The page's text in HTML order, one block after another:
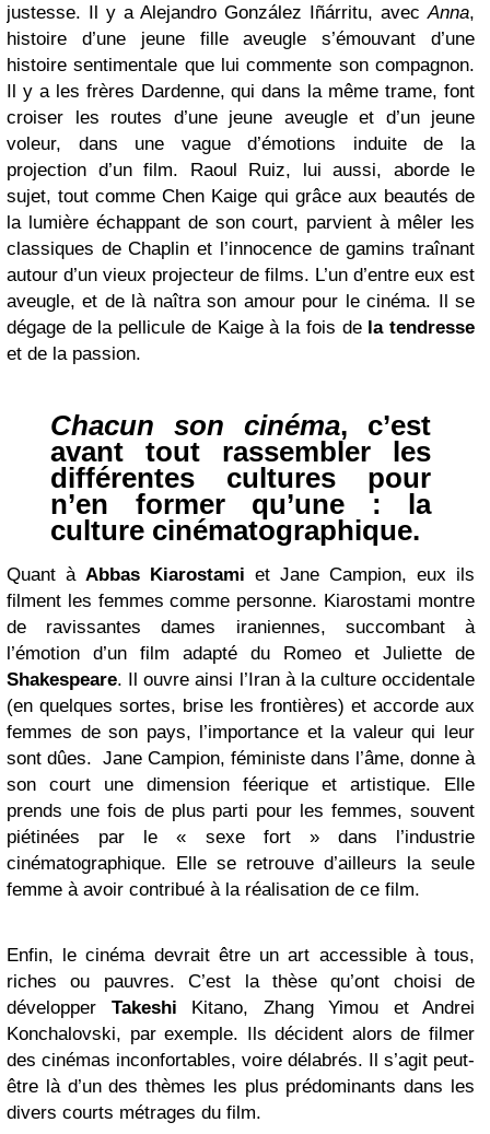
justesse. Il y a Alejandro González Iñárritu, avecAnna,
histoire d’une jeune fille aveugle s’émouvant d’une
histoire sentimentale que lui commente son compagnon.
Il y a les frères Dardenne, qui dans la même trame, font
croiser les routes d’une jeune aveugle et d’un jeune
voleur, dans une vague d’émotions induite de la
projection d’un film. Raoul Ruiz, lui aussi, aborde le
sujet, tout comme Chen Kaige qui grâce aux beautés de
la lumière échappant de son court, parvient à mêler les
classiques de Chaplin et l’innocence de gamins traînant
autour d’un vieux projecteur de films. L’un d’entre eux est
aveugle, et de là naîtra son amour pour le cinéma. Il se
dégage de la pellicule de Kaige à la fois de la tendresse
et de la passion.
Chacun son cinéma, c’est
avant tout rassembler les
différentes cultures pour
n’en former qu’une : la
culture cinématographique.
Quant à Abbas Kiarostami et Jane Campion, eux ils
filment les femmes comme personne. Kiarostami montre
de ravissantes dames iraniennes, succombant à
l’émotion d’un film adapté du Romeo et Juliette de
Shakespeare. Il ouvre ainsi l’Iran à la culture occidentale
(en quelques sortes, brise les frontières) et accorde aux
femmes de son pays, l’importance et la valeur qui leur
sont dûes. Jane Campion, féministe dans l’âme, donne à
son court une dimension féerique et artistique. Elle
prends une fois de plus parti pour les femmes, souvent
piétinées par le « sexe fort » dans l’industrie
cinématographique. Elle se retrouve d’ailleurs la seule
femme à avoir contribué à la réalisation de ce film.
Enfin, le cinéma devrait être un art accessible à tous,
riches ou pauvres. C’est la thèse qu’ont choisi de
développer Takeshi Kitano, Zhang Yimou et Andrei
Konchalovski, par exemple. Ils décident alors de filmer
des cinémas inconfortables, voire délabrés. Il s’agit peut-
être là d’un des thèmes les plus prédominants dans les
divers courts métrages du film.